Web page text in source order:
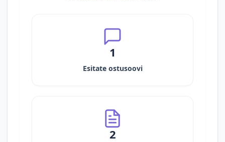
1
Esitate ostusoovi
2